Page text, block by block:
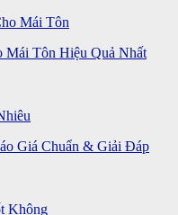
Mái Tôn Hiệu Quả Nhất
Giá Chuẩn & Giải Đáp